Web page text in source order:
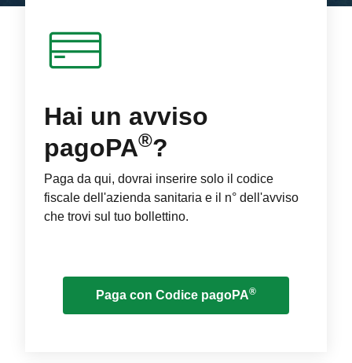
Hai un avviso
pagoPA®?
Paga da qui, dovrai inserire solo il codice
fiscale dell'azienda sanitaria e il n° dell'avviso
che trovi sul tuo bollettino.
Paga con Codice pagoPA®